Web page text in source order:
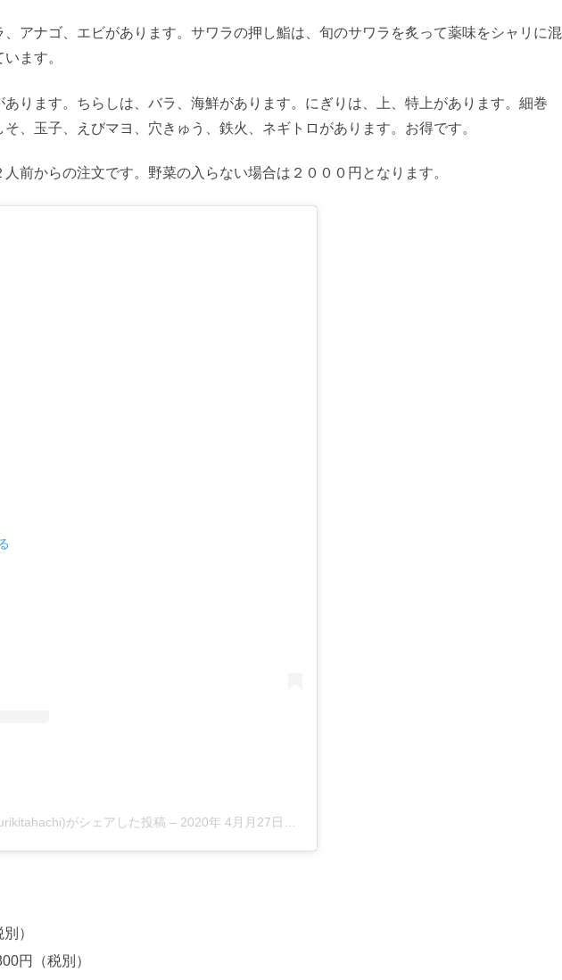
アナゴ、エビがあります。サワラの押し鮨は、旬のサワラを炙って薬味をシャリに混
ます。
ります。ちらしは、バラ、海鮮があります。にぎりは、上、特上があります。細巻
、玉子、えびマヨ、穴きゅう、鉄火、ネギトロがあります。お得です。
前からの注文です。野菜の入らない場合は２０００円となります。
がシェアした投稿 – 2020年 4月月27日午前5時00分PDT
）
円（税別）